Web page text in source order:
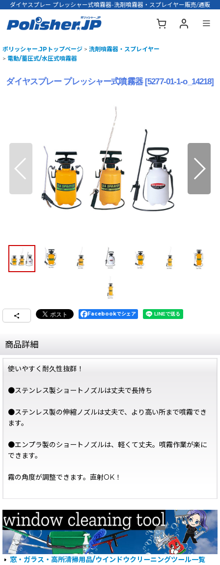
ダイヤスプレー プレッシャー式噴霧器-洗剤噴霧器・スプレイヤー販売/通販
ポリッシャー.JPトップページ > 洗剤噴霧器・スプレイヤー
> 電動/蓄圧式/水圧式噴霧器
ダイヤスプレー プレッシャー式噴霧器 [5277-01-1-o_14218]
Facebookでシェア
商品詳細
使いやすく耐久性抜群！
●ステンレス製ショートノズルは丈夫で長持ち
●ステンレス製の伸縮ノズルは丈夫で、より高い所まで噴霧でき
ます。
●エンプラ製のショートノズルは、軽くて丈夫。噴霧作業が楽に
できます。
霧の角度が調整できます。直射OK！
窓・ガラス・高所清掃用品/ウインドウクリーニングツール一覧